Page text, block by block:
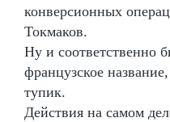
конверсионных
Токмаков.
Ну и соответственно
французское
тупик.
Действия на самом